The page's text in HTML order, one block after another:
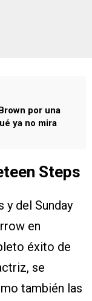
por una
ya no mira
Steps
y del Sunday
en
éxito de
se
también las